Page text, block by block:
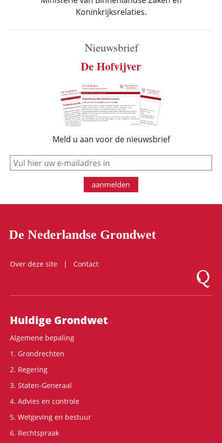
Koninkrijksrelaties.
Nieuwsbrief
De Hofvijver
Meld u aan voor de nieuwsbrief
e-mail
aanmelden
De Nederlandse Grondwet
Over deze site
Contact
Logo
Hoofdnavigatie
Huidige Grondwet
Algemene bepaling
1. Grondrechten
2. Regering
3. Staten-Generaal
4. Advies en controle
5. Wetgeving en bestuur
6. Rechtspraak